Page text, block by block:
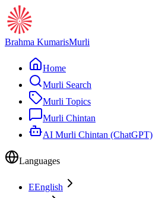
Brahma KumarisMurli
Home
Murli Search
Murli Topics
Murli Chintan
AI Murli Chintan (ChatGPT)
Languages
EEnglish